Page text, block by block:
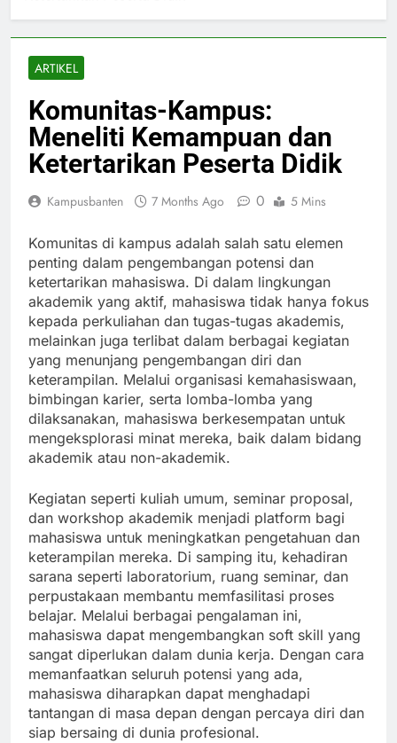
ARTIKEL
Komunitas-Kampus:
Meneliti Kemampuan dan
Ketertarikan Peserta Didik
Kampusbanten 7 Months Ago 0 5 Mins
Komunitas di kampus adalah salah satu elemen
penting dalam pengembangan potensi dan
ketertarikan mahasiswa. Di dalam lingkungan
akademik yang aktif, mahasiswa tidak hanya fokus
kepada perkuliahan dan tugas-tugas akademis,
melainkan juga terlibat dalam berbagai kegiatan
yang menunjang pengembangan diri dan
keterampilan. Melalui organisasi kemahasiswaan,
bimbingan karier, serta lomba-lomba yang
dilaksanakan, mahasiswa berkesempatan untuk
mengeksplorasi minat mereka, baik dalam bidang
akademik atau non-akademik.
Kegiatan seperti kuliah umum, seminar proposal,
dan workshop akademik menjadi platform bagi
mahasiswa untuk meningkatkan pengetahuan dan
keterampilan mereka. Di samping itu, kehadiran
sarana seperti laboratorium, ruang seminar, dan
perpustakaan membantu memfasilitasi proses
belajar. Melalui berbagai pengalaman ini,
mahasiswa dapat mengembangkan soft skill yang
sangat diperlukan dalam dunia kerja. Dengan cara
memanfaatkan seluruh potensi yang ada,
mahasiswa diharapkan dapat menghadapi
tantangan di masa depan dengan percaya diri dan
siap bersaing di dunia profesional.